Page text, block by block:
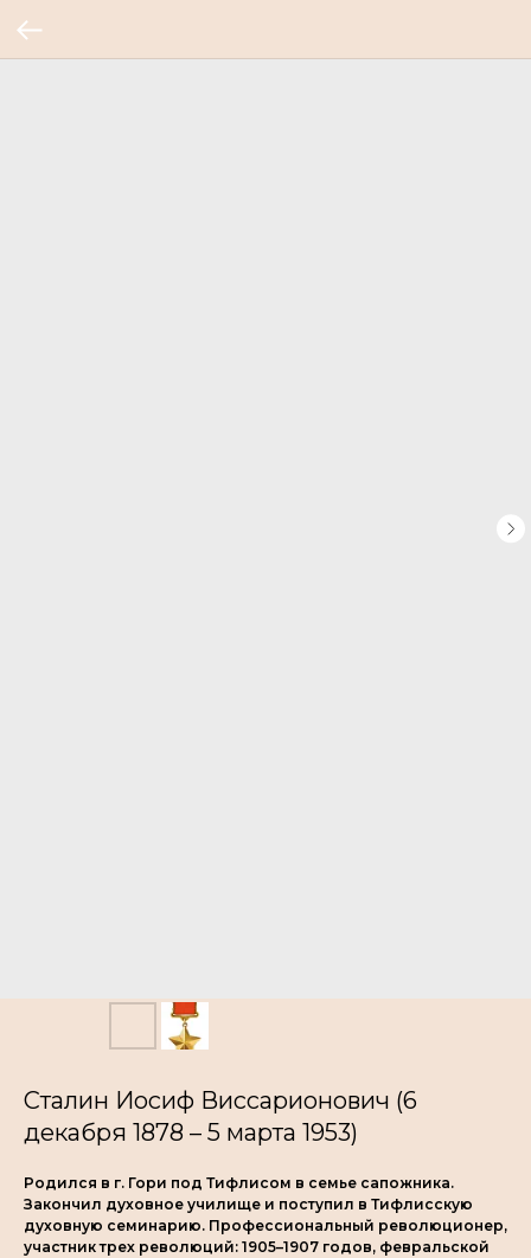
Сталин Иосиф Виссарионович (6
декабря 1878 – 5 марта 1953)
Родился в г. Гори под Тифлисом в семье сапожника.
Закончил духовное училище и поступил в Тифлисскую
духовную семинарию. Профессиональный революционер,
участник трех революций: 1905–1907 годов, февральской